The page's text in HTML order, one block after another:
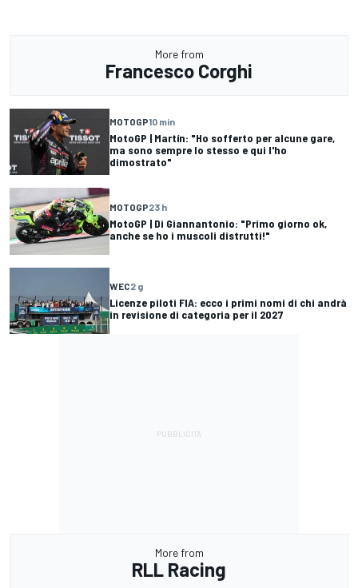
More from
Francesco Corghi
MOTOGP10 min
MotoGP | Martín: "Ho sofferto per alcune gare,
ma sono sempre lo stesso e qui l'ho
dimostrato"
MOTOGP23 h
MotoGP | Di Giannantonio: "Primo giorno ok,
anche se ho i muscoli distrutti!"
WEC2 g
Licenze piloti FIA: ecco i primi nomi di chi andrà
in revisione di categoria per il 2027
More from
RLL Racing